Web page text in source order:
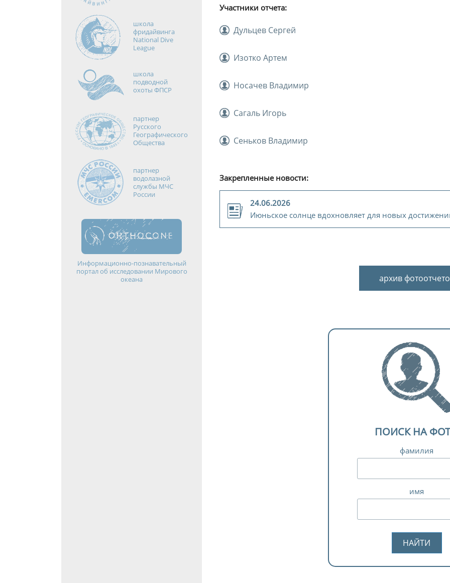
школа
фридайвинга
National Dive
League
школа
подводной
охоты ФПСР
партнер
Русского
Географического
Общества
партнер
водолазной
службы МЧС
России
Информационно-познавательный
портал об исследовании Мирового
океана
Участники отчета:
Дульцев Сергей
Изотко Артем
Носачев Владимир
Сагаль Игорь
Сеньков Владимир
Закрепленные новости:
24.06.2026
Июньское солнце вдохновляет для новых
архив
ПОИСК НА
фамилия
имя